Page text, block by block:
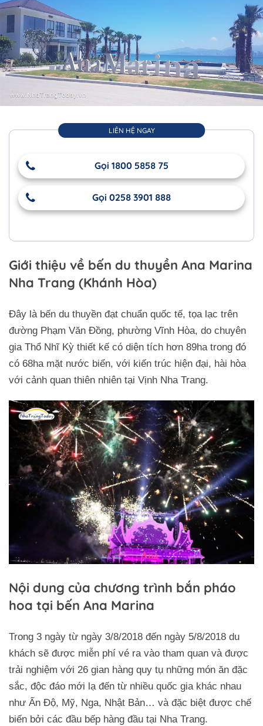
LIÊN HỆ NGAY
Gọi 1800 5858 75
Gọi 0258 3901 888
Giới thiệu về bến du thuyền Ana Marina
Nha Trang (Khánh Hòa)
Đây là bến du thuyền đạt chuẩn quốc tế, tọa lạc trên
đường Phạm Văn Đồng, phường Vĩnh Hòa, do chuyên
gia Thổ Nhĩ Kỳ thiết kế có diện tích hơn 89ha trong đó
có 68ha mặt nước biển, với kiến trúc hiện đại, hài hòa
với cảnh quan thiên nhiên tại Vịnh Nha Trang.
Nội dung của chương trình bắn pháo
hoa tại bến Ana Marina
Trong 3 ngày từ ngày 3/8/2018 đến ngày 5/8/2018 du
khách sẽ được miễn phí vé ra vào tham quan và được
trải nghiệm với 26 gian hàng quy tụ những món ăn đặc
sắc, độc đáo mới lạ đến từ nhiều quốc gia khác nhau
như Ấn Độ, Mỹ, Nga, Nhật Bản… và đặc biệt được chế
biến bởi các đầu bếp hàng đầu tại Nha Trang.